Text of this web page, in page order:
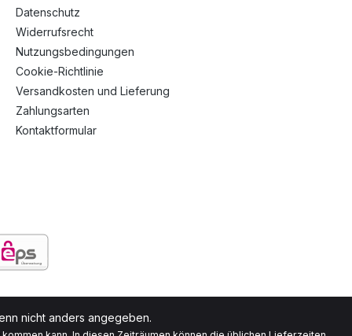
Datenschutz
Widerrufsrecht
Nutzungsbedingungen
Cookie-Richtlinie
Versandkosten und Lieferung
Zahlungsarten
Kontaktformular
nicht anders angegeben.